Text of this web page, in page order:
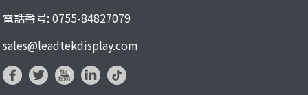
電話番号: 0755-84827079
sales@leadtekdisplay.com